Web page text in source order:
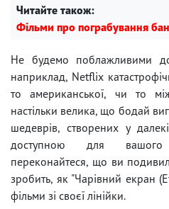
Читайте також:
Фільми про пограбування
Не будемо поблажливими до
наприклад, Netflix
то американської, чи то
настільки велика, що бодай
шедеврів, створених у
доступною для вашого
переконайтеся, що ви
зробить, як "Чарівний екран
фільми зі своєї лінійки.